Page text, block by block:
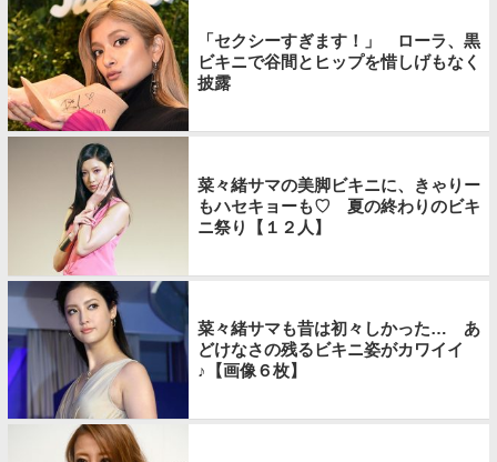
「セクシーすぎます！」 ローラ、黒
ビキニで谷間とヒップを惜しげもなく
披露
菜々緒サマの美脚ビキニに、きゃりー
もハセキョーも♡ 夏の終わりのビキ
ニ祭り【１２人】
菜々緒サマも昔は初々しかった… あ
どけなさの残るビキニ姿がカワイイ
♪【画像６枚】